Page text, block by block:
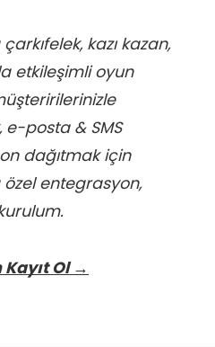
kazı kazan,
etkileşimli oyun
posta & SMS
dağıtmak için
özel entegrasyon,
Ol →